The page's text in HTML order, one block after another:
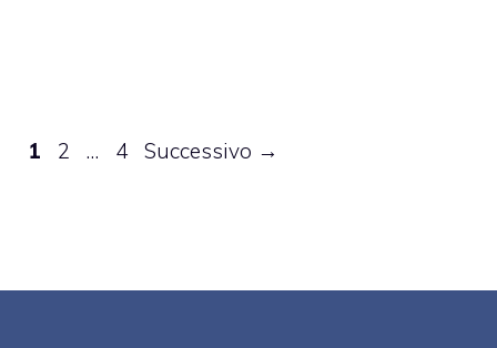
Pagina
1 Pagina
2 … Pagina
4 Successivo →